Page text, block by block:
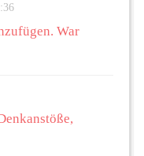
War